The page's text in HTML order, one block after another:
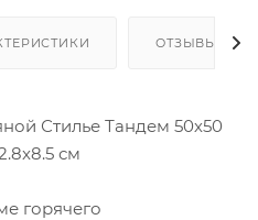
ОТЗЫВЫ
Стилье Тандем 50х50
см
горячего